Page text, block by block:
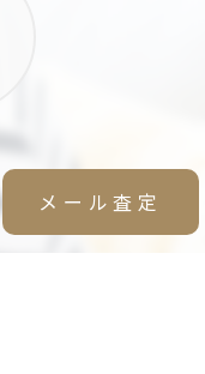
メール査定